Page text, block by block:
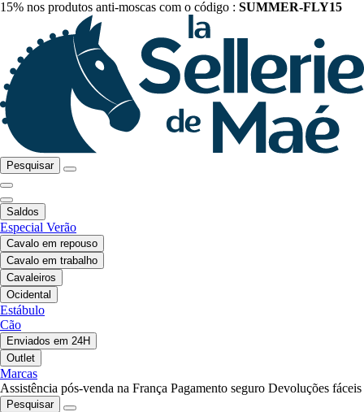
15% nos produtos anti-moscas com o código : SUMMER-FLY15
Pesquisar
Saldos
Especial Verão
Cavalo em repouso
Cavalo em trabalho
Cavaleiros
Ocidental
Estábulo
Cão
Enviados em 24H
Outlet
Marcas
Assistência pós-venda na França Pagamento seguro Devoluções fáceis
Pesquisar